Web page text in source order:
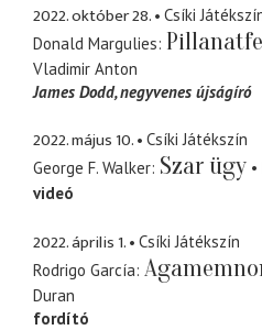
2022. október 28.
Csíki
Donald Margulies
Vladimir Anton
James Dodd negyvenes újságíró
2022. május 10.
Csíki Játékszín
George F. Walker Szar ügy
videó
2022. április 1.
Csíki Játékszín
Rodrigo García
Duran
fordító